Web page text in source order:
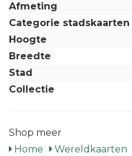
Afmeting
Categorie stadskaarten
Hoogte
Breedte
Stad
Collectie
Shop meer
Home
Wereldkaarten